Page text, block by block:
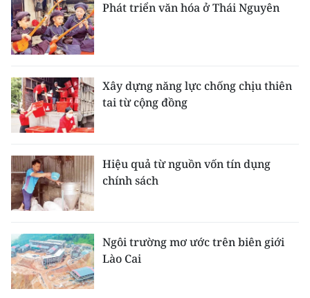
Phát triển văn hóa ở Thái Nguyên
Xây dựng năng lực chống chịu thiên
tai từ cộng đồng
Hiệu quả từ nguồn vốn tín dụng
chính sách
Ngôi trường mơ ước trên biên giới
Lào Cai